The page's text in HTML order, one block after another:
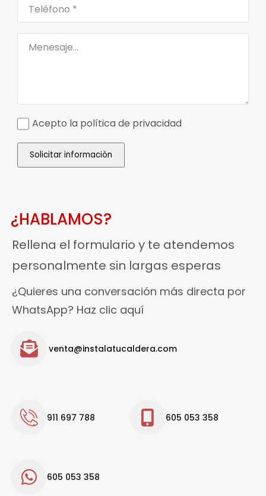
Acepto la política de privacidad
Solicitar información
¿HABLAMOS?
Rellena el formulario y te atendemos
personalmente sin largas esperas
¿Quieres una conversación más directa por
WhatsApp? Haz clic aquí
venta@instalatucaldera.com
911 697 788 605 053 358
605 053 358